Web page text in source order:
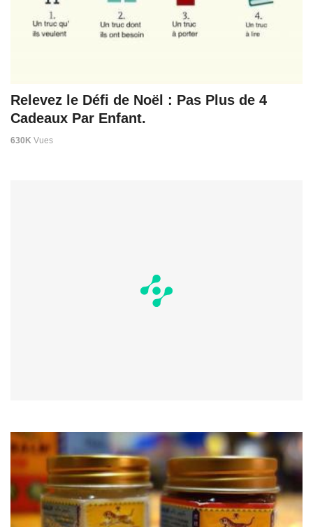
Relevez le Défi de Noël : Pas Plus de 4
Cadeaux Par Enfant.
630K Vues